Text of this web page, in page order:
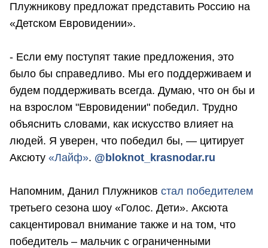
Плужникову предложат представить Россию на
«Детском Евровидении».
- Если ему поступят такие предложения, это
было бы справедливо. Мы его поддерживаем и
будем поддерживать всегда. Думаю, что он бы и
на взрослом "Евровидении" победил. Трудно
объяснить словами, как искусство влияет на
людей. Я уверен, что победил бы, — цитирует
Аксюту «Лайф». @bloknot_krasnodar.ru
Напомним, Данил Плужников стал победителем
третьего сезона шоу «Голос. Дети». Аксюта
сакцентировал внимание также и на том, что
победитель – мальчик с ограниченными